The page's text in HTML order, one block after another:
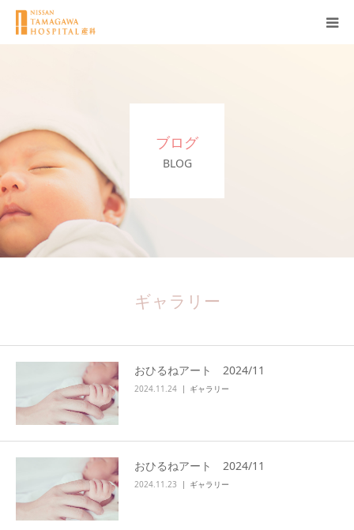
ブログ
BLOG
ギャラリー
おひるねアート 2024/11
2024.11.24 ギャラリー
おひるねアート 2024/11
2024.11.23 ギャラリー
出産
無痛分娩
産後
アクセス